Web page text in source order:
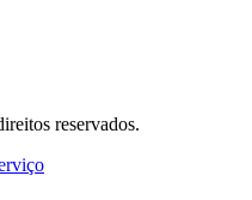
reservados.